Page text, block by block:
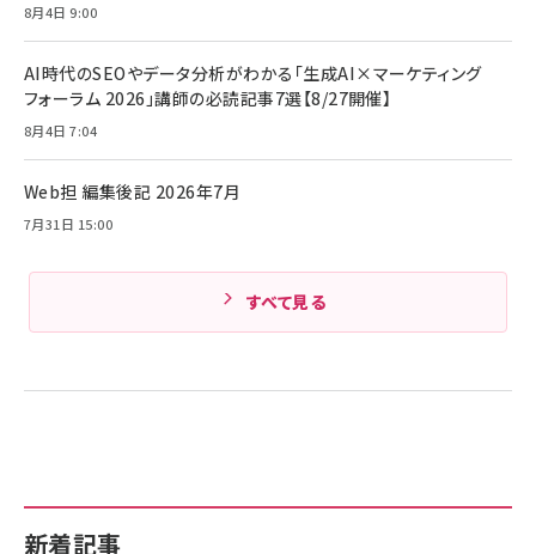
Amazonランキングをもっと見る
Anker PowerLine III Flow USB-C & USB-C
ケーブル Anker絡まないケーブル 240W 結束バン
ド付き USB PD対応 シリコン素材採用 iPhone
17 / 16 / 15 / Galaxy iPad Pro MacBook
Amazonランキングをもっと見る
キャンペーン】
￥4,857
新着記事
8月4日 9:00
AI時代のSEOやデータ分析がわかる「生成AI×マーケティング
フォーラム 2026」講師の必読記事7選【8/27開催】
8月4日 7:04
Web担 編集後記 2026年7月
7月31日 15:00
すべて見る